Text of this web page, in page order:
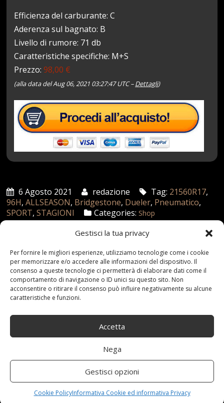
Gestisci la tua privacy
Per fornire le migliori esperienze, utilizziamo tecnologie come i cookie
per memorizzare e/o accedere alle informazioni del dispositivo. Il
consenso a queste tecnologie ci permetterà di elaborare dati come il
comportamento di navigazione o ID unici su questo sito. Non
acconsentire o ritirare il consenso può influire negativamente su alcune
caratteristiche e funzioni.
Accetta
Nega
Gestisci opzioni
Cookie PolicyInformativa Cookie ed informativa Privacy
Efficienza del carburante: C
Aderenza sul bagnato: B
Livello di rumore: 71 db
Caratteristiche specifiche: M+S
Prezzo:98,00 €
(alla data del Aug 06, 2021 03:27:47 UTC –Dettagli)
6 Agosto 2021 redazione Tag: 21560R17,
96H,ALLSEASON, Bridgestone, Dueler, Pneumatico,
SPORT,STAGIONI Categories: Shop
Articoli recenti
Assicurazione auto e sostituzione lunotto: le cose
da sapere
21 Aprile,2026
25 Novembre,2024